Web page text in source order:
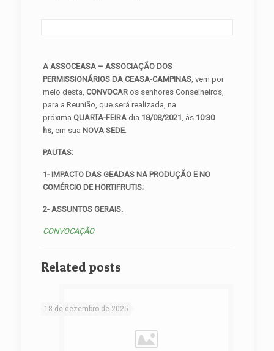
A ASSOCEASA – ASSOCIAÇÃO DOS
PERMISSIONÁRIOS DA CEASA-CAMPINAS, vem por
meio desta,CONVOCAR os senhores Conselheiros,
para a Reunião, que será realizada, na
próximaQUARTA-FEIRA dia 18/08/2021, às 10:30
hs, em sua NOVA SEDE.
PAUTAS:
1- IMPACTO DAS GEADAS NA PRODUÇÃO E NO
COMÉRCIO DE HORTIFRUTIS;
2-ASSUNTOS GERAIS.
CONVOCAÇÃO
Related posts
18 de dezembro de 2025